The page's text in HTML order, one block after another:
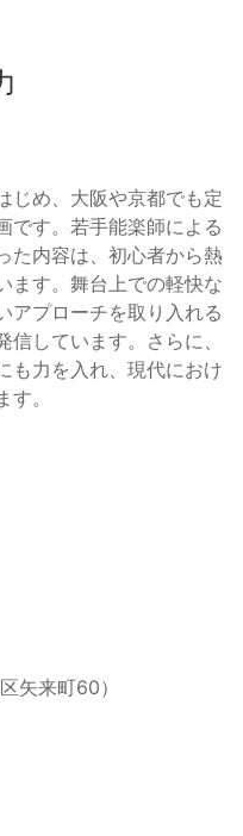
じめ、大阪や京都でも定
です。若手能楽師による
た内容は、初心者から熱
ます。舞台上での軽快な
アプローチを取り入れる
しています。さらに、
も力を入れ、現代におけ
。
矢来町60）